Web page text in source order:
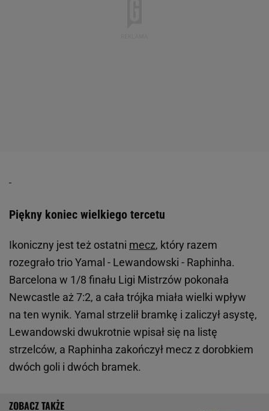
Piękny koniec wielkiego tercetu
Ikoniczny jest też ostatni mecz, który razem
rozegrało trio Yamal - Lewandowski - Raphinha.
Barcelona w 1/8 finału Ligi Mistrzów pokonała
Newcastle aż 7:2, a cała trójka miała wielki wpływ
na ten wynik. Yamal strzelił bramkę i zaliczył asystę,
Lewandowski dwukrotnie wpisał się na listę
strzelców, a Raphinha zakończył mecz z dorobkiem
dwóch goli i dwóch bramek.